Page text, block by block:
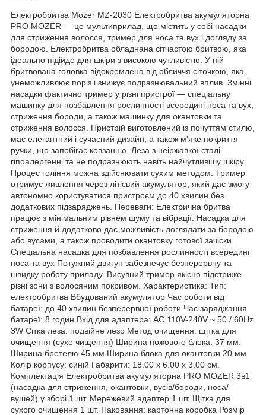
Електробритва Mozer MZ-2030 Електробритва акумуляторна
PRO MOZER — це мультиприлад, що містить у собі насадки
для стриження волосся, тример для носа та вух і догляду за
бородою. Електробритва обладнана сітчастою бритвою, яка
ідеально підійде для шкіри з високою чутливістю. У ній
бритвована головка відокремлена від обличчя сіточкою, яка
унеможливлює поріз і знижує подразнювальний вплив. Змінні
насадки фактично тример у різні пристрої — спеціальну
машинку для позбавлення рослинності всередині носа та вух,
стриження бороди, а також машинку для окантовки та
стриження волосся. Пристрій виготовлений із почуттям стилю,
має елегантний і сучасний дизайн, а також м'яке покриття
ручки, що запобігає ковзанню. Леза з неіржавкої сталі
гіпоалергенні та не подразнюють навіть найчутливішу шкіру.
Процес гоління можна здійснювати сухим методом. Тример
отримує живлення через літієвий акумулятор, який дає змогу
автономно користуватися пристроєм до 40 хвилин без
додаткових підзаряджень. Переваги: Електрична бритва
працює з мінімальним рівнем шуму та вібрації. Насадка для
стриження й додатково дає можливість доглядати за бородою
або вусами, а також проводити окантовку готової зачіски.
Спеціальна насадка для позбавлення рослинності всередині
носа та вух Потужний двигун забезпечує безперервну та
швидку роботу приладу. Висувний тример якісно підстриже
різні зони з волосяним покривом. Характеристика: Тип:
електробритва Вбудований акумулятор Час роботи від
батареї: до 40 хвилин безперервної роботи Час заряджання
батареї: 8 годин Вхід для адаптера: AC 110V-240V ~ 50 / 60Hz
3W Сітка леза: подвійне лезо Метод очищення: щітка для
очищення (сухе чищення) Ширина ножового блока: 37 мм.
Ширина бретелю 45 мм Ширина блока для окантовки 20 мм
Колір корпусу: синій Габарити: 18.00 х 6.00 х 3.00 см.
Комплектація Електробритва акумуляторна PRO MOZER 3в1
(насадка для стриження, окантовки, вусів/бороди, носа/
вушей) у зборі 1 шт. Мережевий адаптер 1 шт. Щітка для
сухого очищення 1 шт. Паковання: картонна коробка Розмір